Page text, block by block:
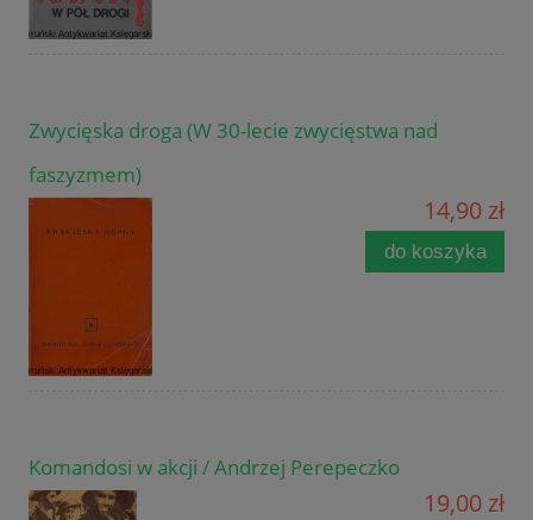
Zwycięska droga (W 30-lecie zwycięstwa nad
faszyzmem)
14,90 zł
do koszyka
Komandosi w akcji / Andrzej Perepeczko
19,00 zł